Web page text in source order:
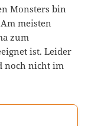
Monsters bin
meisten
zum
ist. Leider
noch nicht im